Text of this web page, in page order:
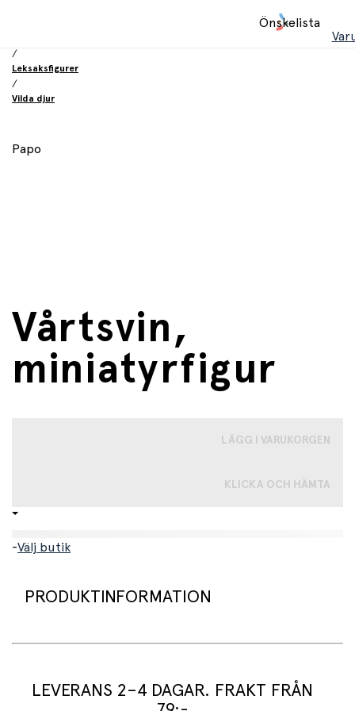
Önskelista
/
Leksaksfigurer
/
Vilda djur
Papo
Vårtsvin,
miniatyrfigur
LÄGG I VARUKORGEN
KLICKA OCH HÄMTA
-Välj butik
PRODUKTINFORMATION
LEVERANS 2–4 DAGAR. FRAKT FRÅN